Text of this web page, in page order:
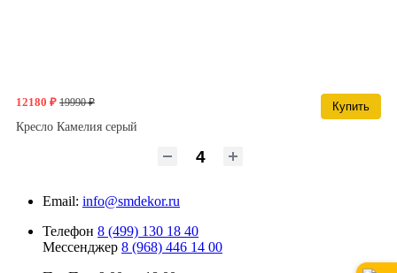
12180 ₽ 19990 ₽
Купить
Кресло Камелия серый
Email: info@smdekor.ru
Телефон 8 (499) 130 18 40
Мессенджер 8 (968) 446 14 00